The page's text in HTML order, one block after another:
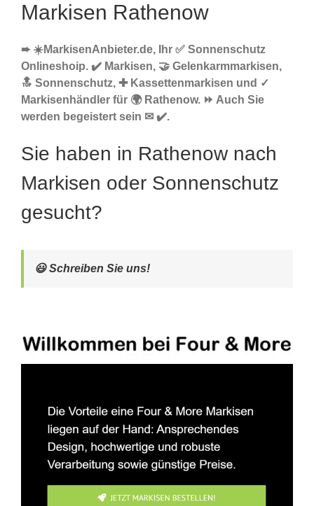
Markisen Rathenow
➨ ☀️MarkisenAnbieter.de, Ihr ✅ Sonnenschutz
Onlineshoip. ✔️ Markisen, 🤝 Gelenkarmmarkisen,
🔝 Sonnenschutz, ✚ Kassettenmarkisen und ✓
Markisenhändler für 🌍 Rathenow. ⏩ Auch Sie
werden begeistert sein ✉ ✔️.
Sie haben in Rathenow nach
Markisen oder Sonnenschutz
gesucht?
😃 Schreiben Sie uns!